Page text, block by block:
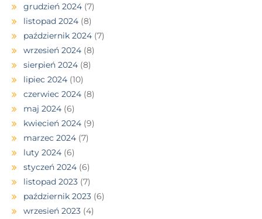
grudzień 2024 (7)
listopad 2024 (8)
październik 2024 (7)
wrzesień 2024 (8)
sierpień 2024 (8)
lipiec 2024 (10)
czerwiec 2024 (8)
maj 2024 (6)
kwiecień 2024 (9)
marzec 2024 (7)
luty 2024 (6)
styczeń 2024 (6)
listopad 2023 (7)
październik 2023 (6)
wrzesień 2023 (4)